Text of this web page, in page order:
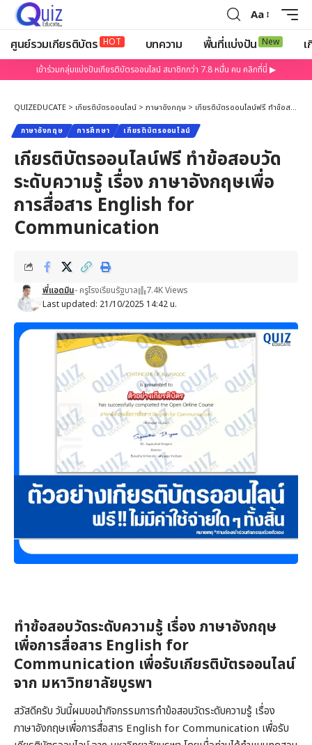
Aa
ศูนย์รวมเกียรติบัตร HOT บทความ พื้นที่แบ่งปัน New
เข้าร่วมกลุ่มแบ่งปันเกียรติบัตรออนไลน์ สมาชิกกว่า 7.8 หมื่น คน คลิกที่นี่ ▶
QUIZEDUCATE > เกียรติบัตรออนไลน์ > ภาษาอังกฤษ > เกียรติบัตรออนไลน์ฟรี ทำข้อสอบวัดระดับความรู้ เรื่อง ภาษาอังกฤษเพื่อการสื่อสาร English for Communication
ภาษาอังกฤษ การศึกษา เกียรติบัตรออนไลน์
เกียรติบัตรออนไลน์ฟรี ทำข้อสอบวัด
ระดับความรู้ เรื่อง ภาษาอังกฤษเพื่อ
การสื่อสาร English for
Communication
Last updated: 21/10/2025 14:42 น.
พี่แอดมิน- ครูโรงเรียนรัฐบาล 7.4K Views
ทำข้อสอบวัดระดับความรู้ เรื่อง ภาษาอังกฤษ
เพื่อการสื่อสาร English for
Communication เพื่อรับเกียรติบัตรออนไลน์
จาก มหาวิทยาลัยบูรพา
สวัสดีครับ วันนี้ผมขอนำกิจกรรมการทำข้อสอบวัดระดับความรู้ เรื่อง
ภาษาอังกฤษเพื่อการสื่อสาร English for Communication เพื่อรับ